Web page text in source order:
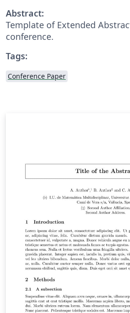
Abstract:
Template of Extended
conference.
Tags:
Conference Paper